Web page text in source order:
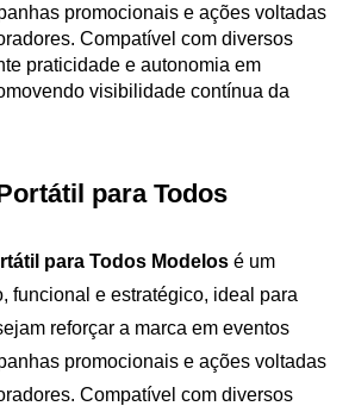
promocionais e ações voltadas
Compatível com diversos
praticidade e autonomia em
visibilidade contínua da
para Todos
para Todos Modelos é um
funcional e estratégico, ideal para
reforçar a marca em eventos
promocionais e ações voltadas
Compatível com diversos